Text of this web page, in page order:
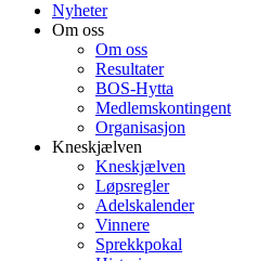
Nyheter
Om oss
Om oss
Resultater
BOS-Hytta
Medlemskontingent
Organisasjon
Kneskjælven
Kneskjælven
Løpsregler
Adelskalender
Vinnere
Sprekkpokal